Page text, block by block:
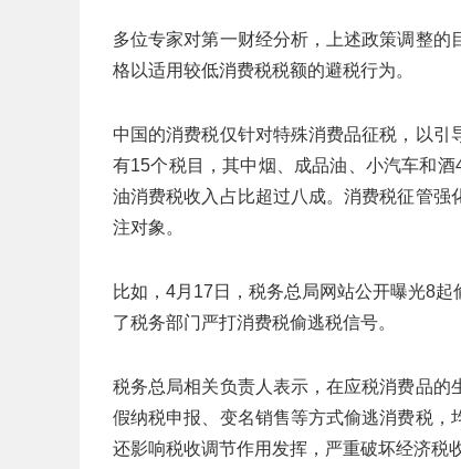
多位专家对第一财经分析，上述政策调整
格以适用较低消费税税额的避税行为。
中国的消费税仅针对特殊消费品征税，以
有15个税目，其中烟、成品油、小汽车和
油消费税收入占比超过八成。消费税征管
注对象。
比如，4月17日，税务总局网站公开曝光8
了税务部门严打消费税偷逃税信号。
税务总局相关负责人表示，在应税消费品
假纳税申报、变名销售等方式偷逃消费税，
还影响税收调节作用发挥，严重破坏经济税